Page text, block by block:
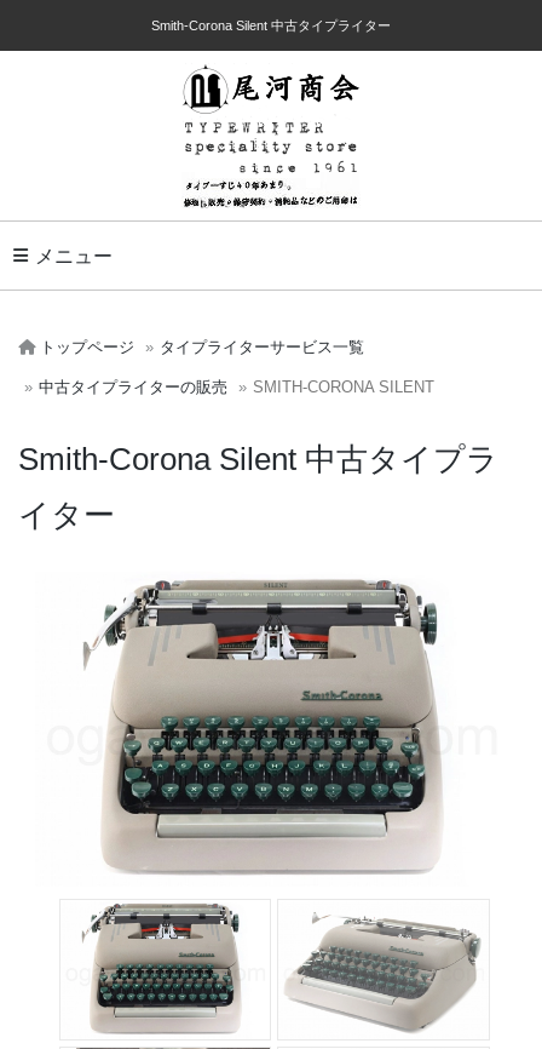
Smith-Corona Silent 中古タイプライター
Toggle Navigation
メニュー
トップページ タイプライターサービス一覧
中古タイプライターの販売 SMITH-CORONA SILENT
Smith-Corona Silent 中古タイプラ
イター